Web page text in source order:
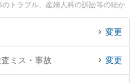
トラブル、産婦人科の訴訟等の細か
特に中村・村井法律事務所の村井 充
昭弁護士、井奈法律事務所の井奈 尚
医療事故のトラブル解決の実績豊富
無料で検査ミスによる医療事故を法
変更
ミス・事故 変更